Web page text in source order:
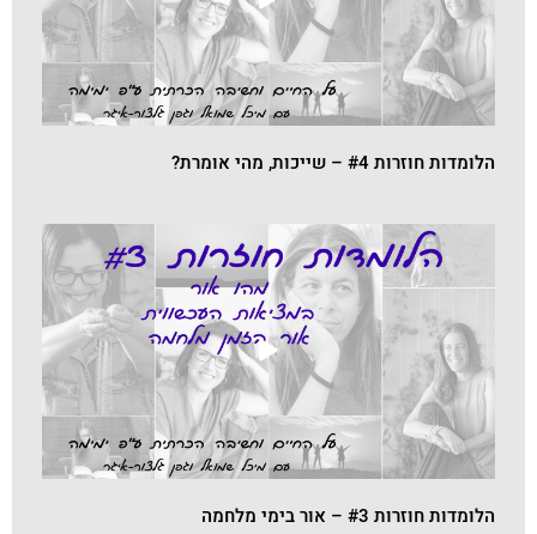
הלומדות חוזרות #4 – שייכות, מהי אומרת?
הלומדות חוזרות #3 – אור בימי מלחמה